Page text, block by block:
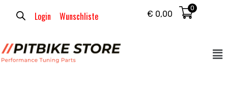
Login Wunschliste € 0,00
0